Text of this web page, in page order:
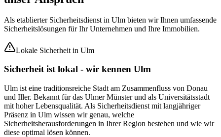
Als etablierter Sicherheitsdienst in Ulm bieten wir Ihnen umfassende
Sicherheitslösungen für Ihr Unternehmen und Ihre Immobilien.
Lokale Sicherheit in Ulm
Sicherheit ist lokal - wir kennen Ulm
Ulm ist eine traditionsreiche Stadt am Zusammenfluss von Donau
und Iller. Bekannt für das Ulmer Münster und als Universitätsstadt
mit hoher Lebensqualität. Als Sicherheitsdienst mit langjähriger
Präsenz in Ulm wissen wir genau, welche
Sicherheitsherausforderungen in Ihrer Region bestehen und wie wir
diese optimal lösen können.